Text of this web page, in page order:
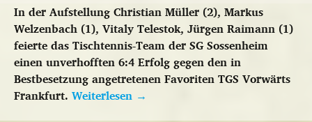
In der Aufstellung Christian Müller (2), Markus
Welzenbach (1), Vitaly Telestok, Jürgen Raimann (1)
feierte das Tischtennis-Team der SG Sossenheim
einen unverhofften 6:4 Erfolg gegen den in
Bestbesetzung angetretenen Favoriten TGS Vorwärts
Frankfurt. Weiterlesen →